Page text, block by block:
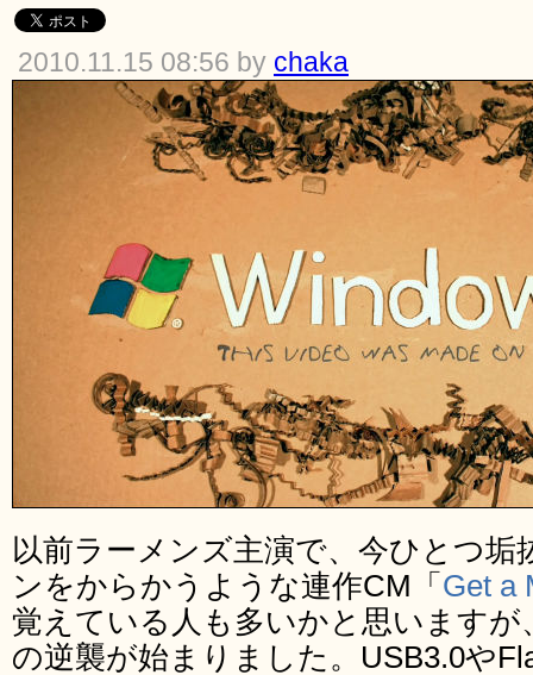
2010.11.15 08:56 by chaka
以前ラーメンズ主演で、今ひとつ垢
ンをからかうような連作CM「 Get a
覚えている人も多いかと思います
の逆襲が始まりました。USB3.0や